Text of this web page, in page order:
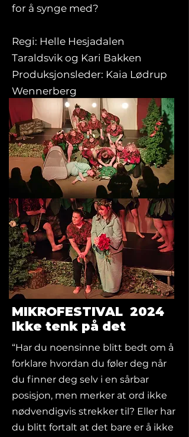
for å synge med?
Regi: Helle Hesjadalen
Taraldsvik og Kari Bakken
Produksjonsleder: Kaia Lødrup
Wennerberg
MIKROFESTIVAL 2024
Ikke tenk på det
“Har du noensinne blitt bedt om å
forklare hvordan du føler deg når
du finner deg selv i en sårbar
posisjon, men merker at ord ikke
nødvendigvis strekker til? Eller har
du blitt fortalt at det bare er å ikke